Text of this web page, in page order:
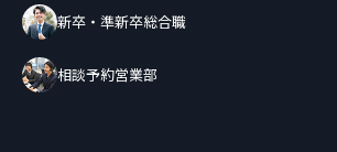
新卒・準新卒総合職
相談予約営業部